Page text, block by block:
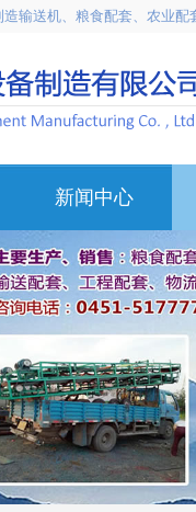
输送机、粮食配套、农业
新闻中心